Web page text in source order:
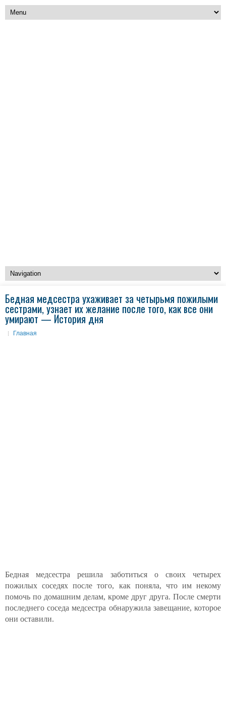
Бедная медсестра ухаживает за четырьмя пожилыми
сестрами, узнает их желание после того, как все они
умирают — История дня
Главная
Бедная медсестра решила заботиться о своих четырех
пожилых соседях после того, как поняла, что им некому
помочь по домашним делам, кроме друг друга. После смерти
последнего соседа медсестра обнаружила завещание, которое
они оставили.